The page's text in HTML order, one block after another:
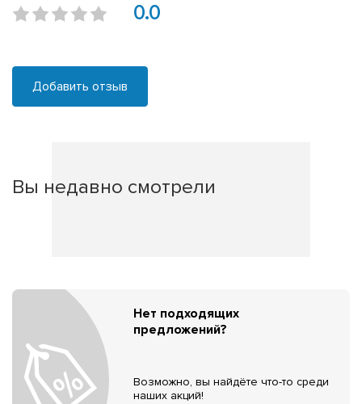
0.0
Добавить отзыв
Вы недавно смотрели
Нет подходящих
предложений?
Возможно, вы найдёте что-то среди
наших акций!